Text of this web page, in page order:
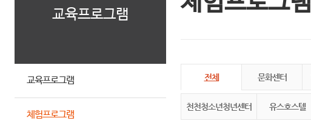
교육프로그램
교육프로그램
체험프로그램
전체 문화센터
천천청소년청년센터 유스호스텔